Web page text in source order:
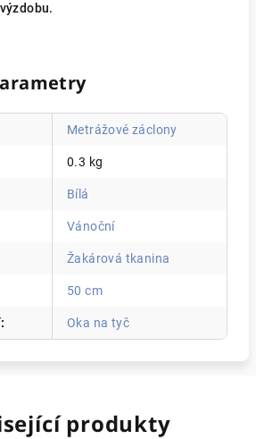
Metrážové záclony
0.3 kg
Bílá
Vánoční
Žakárová tkanina
50 cm
: Oka na tyč
produkty